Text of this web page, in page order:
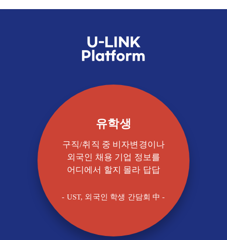
U-LINK
Platform
유학생
구직/취직 중 비자변경이나
외국인 채용 기업 정보를
어디에서 할지 몰라 답답
- UST, 외국인 학생 간담회 中 -